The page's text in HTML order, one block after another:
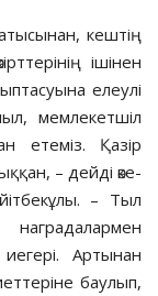
кештің
ішінен
елеулі
мемлекетшіл
етеміз. Қазір
– дейді әке-
– Тыл
наградалармен
Артынан
баулып,